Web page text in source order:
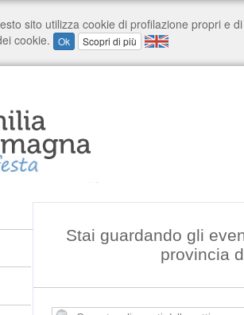
Stai guardando gli
provincia